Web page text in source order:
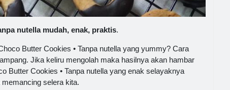
nutella mudah, enak, praktis.
Butter Cookies • Tanpa nutella yang yummy? Cara
Jika keliru mengolah maka hasilnya akan hambar
Butter Cookies • Tanpa nutella yang enak selayaknya
selera kita.